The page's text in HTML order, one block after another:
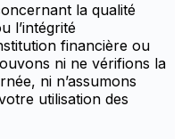
la qualité
l’intégrité
financière ou
ni ne vérifions la
ni n’assumons
utilisation des